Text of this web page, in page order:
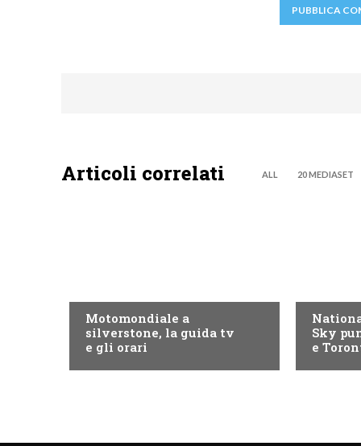
Articoli correlati ALL 20 MEDIASET
Motomondiale a
silverstone, la guida tv
e gli orari
Sky
e